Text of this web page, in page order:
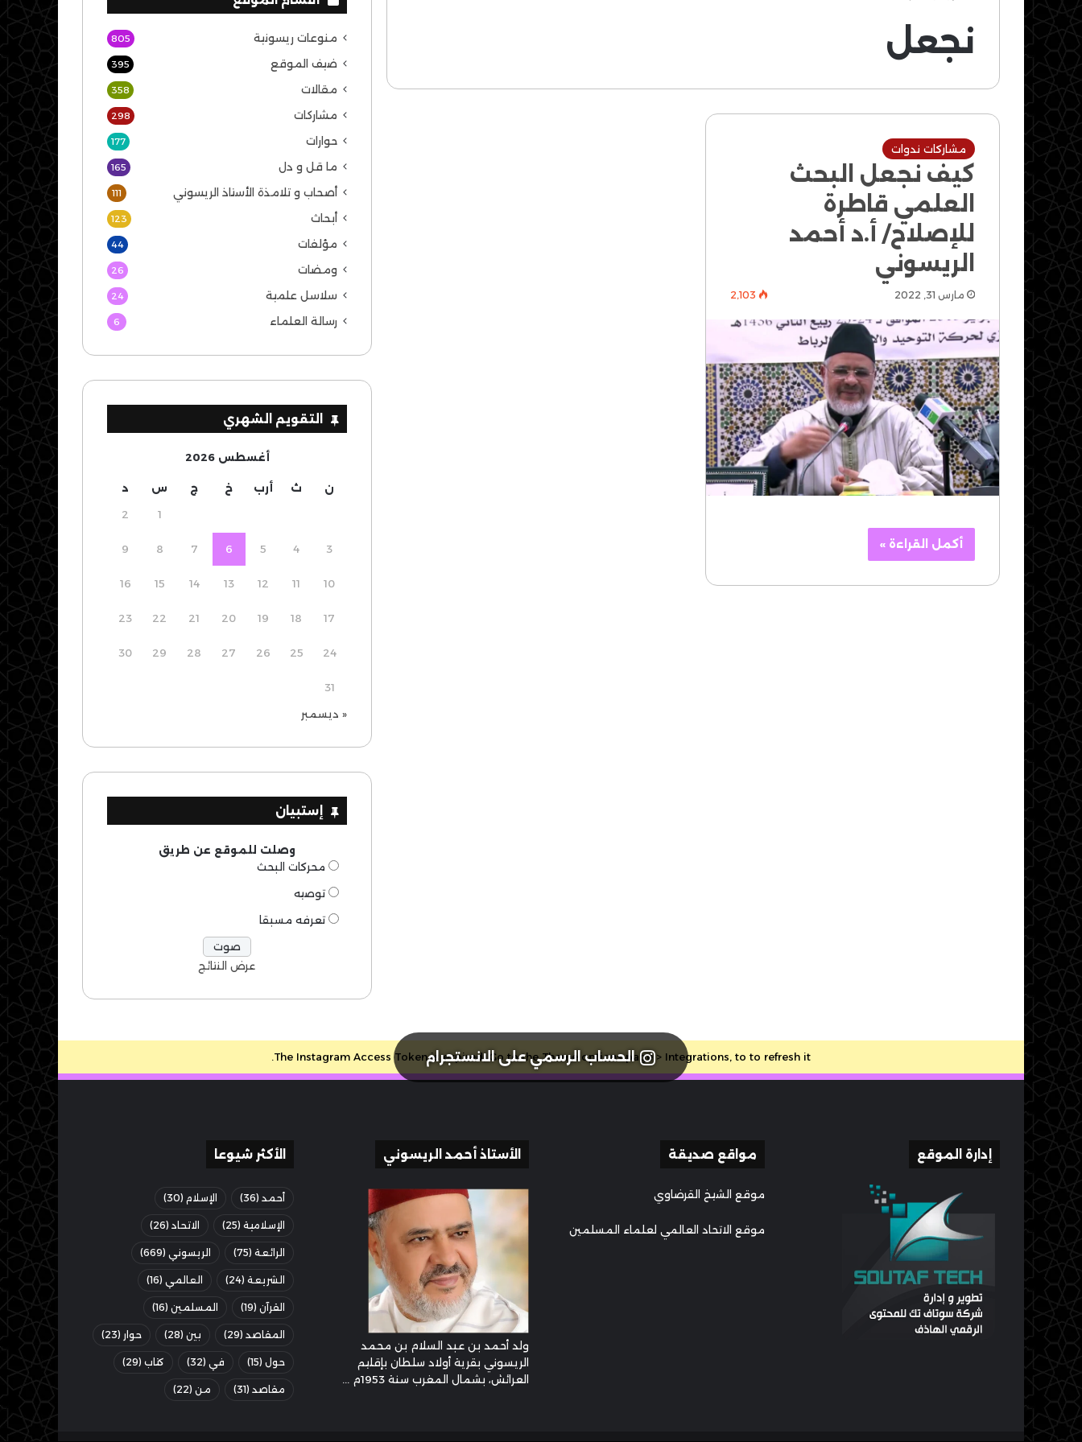
نجعل
مشاركات ندوات
كيف نجعل البحث
العلمي قاطرة
للإصلاح/ أ.د أحمد
الريسوني
مارس 31, 2022 2٬103
أكمل القراءة »
منوعات ريسونية 805
ضيف الموقع 395
مقالات 358
مشاركات 298
حوارات 177
ما قل و دل 165
أصحاب و تلامذة الأستاذ الريسوني 111
أبحاث 123
مؤلفات 44
ومضات 26
سلاسل علمية 24
رسالة العلماء 6
التقويم الشهري
أغسطس 2026
ن ث أرب خ ج س د
1
2
3
4
5
6
7
8
9
10
11
12
13
14
15
16
17
18
19
20
21
22
23
24
25
26
27
28
29
30
31
« ديسمبر
إستبيان
وصلت للموقع عن طريق
محركات البحث
توصيه
تعرفه مسبقا
عرض النتائج
الحساب الرسمي على الانستجرام
The Instagram Access Token is expired, Go to the Theme options page > Integrations, to to refresh it.
إدارة الموقع مواقع صديقة
موقع الشيخ القرضاوي
موقع الاتحاد العالمي لعلماء المسلمين
الأستاذ أحمد الريسوني
ولد أحمد بن عبد السلام بن محمد
الريسوني بقرية أولاد سلطان بإقليم
العرائش، بشمال المغرب سنة 1953م ...
الأكثر شيوعا
أحمد (36) الإسلام (30)
الإسلامية (25) الاتحاد (26)
الرائعة (75) الريسوني (669)
الشريعة (24) العالمي (16)
القرآن (19) المسلمين (16)
المقاصد (29) بين (28) حوار (23)
حول (15) في (32) كتاب (29)
مقاصد (31) من (22)